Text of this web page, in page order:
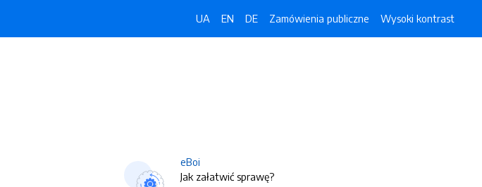
UA EN DE Zamówienia publiczne Wysoki kontrast
eBoi
Jak załatwić sprawę?